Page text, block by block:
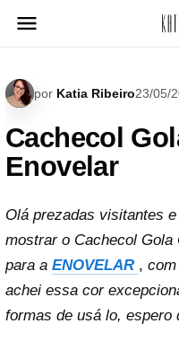
para
por Katia Ribeiro23/05/
Cachecol
Enovelar
Olá prezadas visitantes
mostrar o Cachecol
para a ENOVELAR ,
achei essa cor
formas de usá lo, espero